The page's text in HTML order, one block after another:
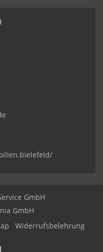
GmbH
GmbH
Widerrufsbelehrung